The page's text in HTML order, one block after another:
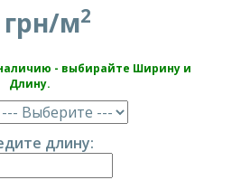
грн/м2
- выбирайте Ширину и
Длину.
длину: